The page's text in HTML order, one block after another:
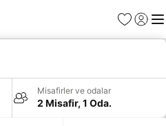
Favoriler
Giriş
Misafirler ve odalar
2 Misafir, 1 Oda.